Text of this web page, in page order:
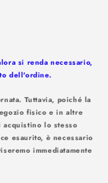
si renda necessario,
dell'ordine.
Tuttavia, poiché la
fisico e in altre
acquistino lo stesso
esaurito, è necessario
immediatamente